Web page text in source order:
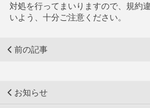
対処を行ってまいりますので、規約
いよう、十分ご注意ください。
前の記事
お知らせ